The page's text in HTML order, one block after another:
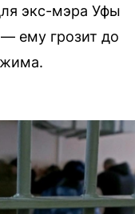
экс-мэра Уфы
— ему грозит до